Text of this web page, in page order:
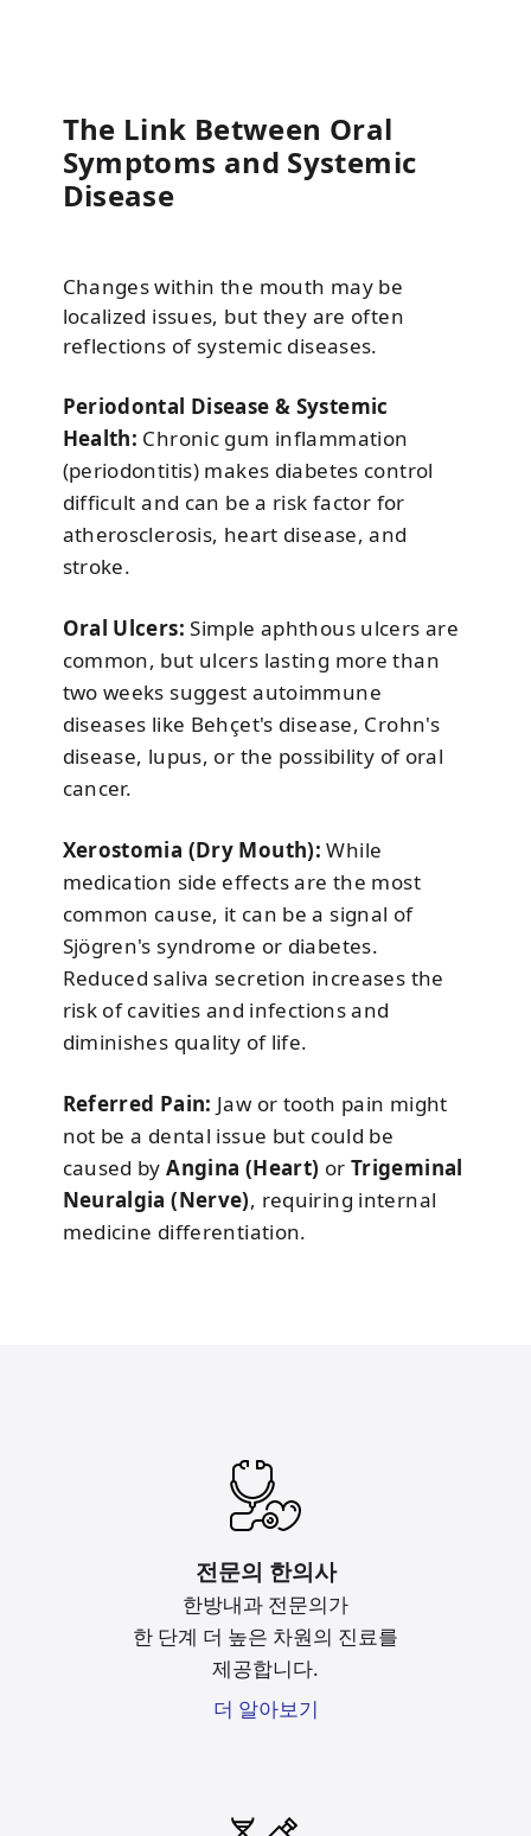
The Link Between Oral
Symptoms and Systemic
Disease
Changes within the mouth may be
localized issues, but they are often
reflections of systemic diseases.
Periodontal Disease & Systemic
Health: Chronic gum inflammation
(periodontitis) makes diabetes control
difficult and can be a risk factor for
atherosclerosis, heart disease, and
stroke.
Oral Ulcers: Simple aphthous ulcers are
common, but ulcers lasting more than
two weeks suggest autoimmune
diseases like Behçet's disease, Crohn's
disease, lupus, or the possibility of oral
cancer.
Xerostomia (Dry Mouth): While
medication side effects are the most
common cause, it can be a signal of
Sjögren's syndrome or diabetes.
Reduced saliva secretion increases the
risk of cavities and infections and
diminishes quality of life.
Referred Pain: Jaw or tooth pain might
not be a dental issue but could be
caused byAngina (Heart) or Trigeminal
Neuralgia (Nerve), requiring internal
medicine differentiation.
전문의 한의사
한방내과 전문의가
한 단계 더 높은 차원의 진료를
제공합니다.
더 알아보기